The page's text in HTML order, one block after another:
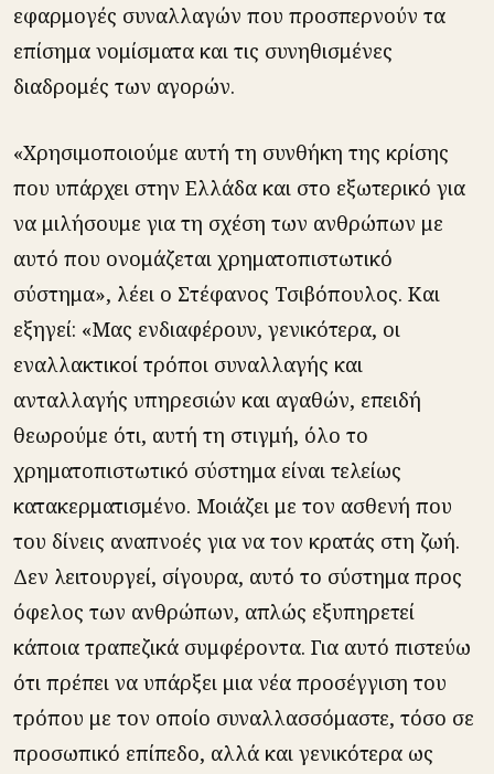
εφαρμογές συναλλαγών που προσπερνούν τα
επίσημα νομίσματα και τις συνηθισμένες
διαδρομές των αγορών.
«Χρησιμοποιούμε αυτή τη συνθήκη της κρίσης
που υπάρχει στην Ελλάδα και στο εξωτερικό για
να μιλήσουμε για τη σχέση των ανθρώπων με
αυτό που ονομάζεται χρηματοπιστωτικό
σύστημα», λέει ο Στέφανος Τσιβόπουλος. Και
εξηγεί: «Μας ενδιαφέρουν, γενικότερα, οι
εναλλακτικοί τρόποι συναλλαγής και
ανταλλαγής υπηρεσιών και αγαθών, επειδή
θεωρούμε ότι, αυτή τη στιγμή, όλο το
χρηματοπιστωτικό σύστημα είναι τελείως
κατακερματισμένο. Μοιάζει με τον ασθενή που
του δίνεις αναπνοές για να τον κρατάς στη ζωή.
Δεν λειτουργεί, σίγουρα, αυτό το σύστημα προς
όφελος των ανθρώπων, απλώς εξυπηρετεί
κάποια τραπεζικά συμφέροντα. Για αυτό πιστεύω
ότι πρέπει να υπάρξει μια νέα προσέγγιση του
τρόπου με τον οποίο συναλλασσόμαστε, τόσο σε
προσωπικό επίπεδο, αλλά και γενικότερα ως